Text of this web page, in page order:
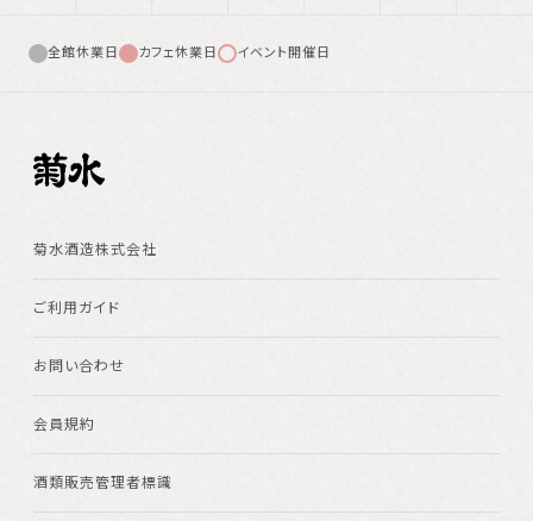
全館休業日 カフェ休業日 イベント開催日
菊水酒造株式会社
ご利用ガイド
お問い合わせ
会員規約
酒類販売管理者標識